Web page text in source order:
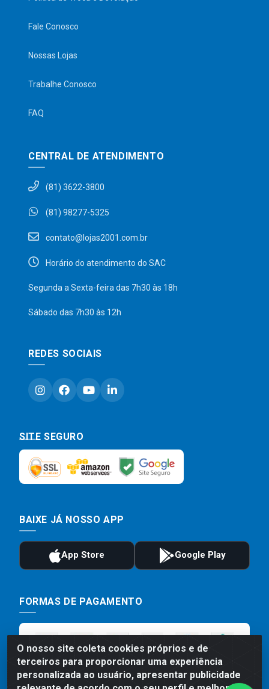
O nosso site coleta cookies próprios e de
terceiros para proporcionar uma experiência
personalizada ao usuário, apresentar publicidade
Fale Conosco
Nossas Lojas
Trabalhe Conosco
FAQ
CENTRAL DE ATENDIMENTO
(81) 3622-3800
(81) 98277-5325
contato@lojas2001.com.br
Horário do atendimento do SAC
Segunda a Sexta-feira das 7h30 às 18h
Sábado das 7h30 às 12h
REDES SOCIAIS
SITE SEGURO
BAIXE JÁ NOSSO APP
FORMAS DE PAGAMENTO